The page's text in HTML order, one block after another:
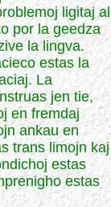
ligitaj al
por la geedza
la lingva.
estas la
La
jen tie,
en fremdaj
ankau en
trans limojn kaj
estas
estas